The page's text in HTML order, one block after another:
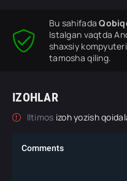
Bu sahifada
Istalgan vaqtda
shaxsiy
tamosha qiling.
IZOHLAR
Iltimos izoh yozish